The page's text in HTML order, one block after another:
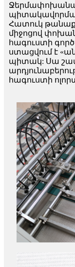
Հատուկ
միջոցով
հագուստի
ստացվում է
պիտակ: Սա
հագուստի